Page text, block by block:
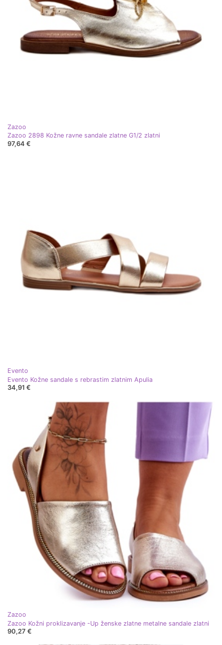
Zazoo
Zazoo 2898 Kožne ravne sandale zlatne G1/2 zlatni
97,64 €
Evento
Evento Kožne sandale s rebrastim zlatnim Apulia
34,91 €
Zazoo
Zazoo Kožni proklizavanje -Up ženske zlatne metalne sandale zlatni
90,27 €